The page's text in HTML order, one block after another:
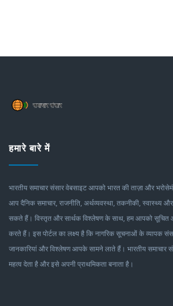
हमारे बारे में
भारतीय समाचार संसार वेबसाइट आपको भारत की ताज़ा और
आप दैनिक समाचार, राजनीति, अर्थव्यवस्था, तकनीकी, स्वास्थ्य
सकते हैं। विस्तृत और सार्थक विश्लेषण के साथ, हम आपको
करते हैं। इस पोर्टल का लक्ष्य है कि नागरिक सूचनाओं के व्यापक
जानकारियां और विश्लेषण आपके सामने लाते हैं। भारतीय समाचार
महत्व देता है और इसे अपनी प्राथमिकता बनाता है।